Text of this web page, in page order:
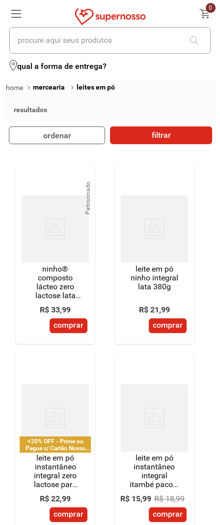
0
procure aqui seus produtos
qual a forma de entrega?
mercearia leites em pó
ordenar filtrar
Patrocinado
ninho®
composto
lácteo zero
lactose lata
380g
R$ 33,99
comprar
leite em pó
ninho integral
lata 380g
R$ 21,99
comprar
+20% OFF - Prime ou
Pague c/ Cartão Nosso
Pay
leite em pó
instantâneo
integral zero
lactose para
dietas com
restrição de
lactose itambé
+nutri nolac
R$ 22,99
comprar
leite em pó
instantâneo
integral
itambé pacote
400g
R$ 15,99 R$ 18,99
comprar
termos mais buscados
4º iogurte
chocolate